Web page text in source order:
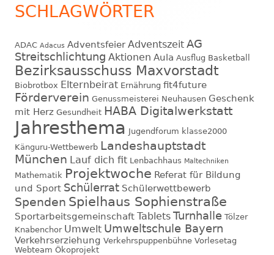
SCHLAGWÖRTER
ADAC Adacus Adventsfeier Adventszeit AG
Streitschlichtung Aktionen Aula Ausflug Basketball
Bezirksausschuss Maxvorstadt
Biobrotbox Elternbeirat Ernährung fit4future
Förderverein Genussmeisterei Neuhausen Geschenk
mit Herz Gesundheit HABA Digitalwerkstatt
Jahresthema Jugendforum klasse2000
Känguru-Wettbewerb Landeshauptstadt
München Lauf dich fit Lenbachhaus Maltechniken
Mathematik Projektwoche Referat für Bildung
und Sport Schülerrat Schülerwettbewerb
Spenden Spielhaus Sophienstraße
Sportarbeitsgemeinschaft Tablets Turnhalle Tölzer
Knabenchor Umwelt Umweltschule Bayern
Verkehrserziehung Verkehrspuppenbühne Vorlesetag
Webteam Ökoprojekt